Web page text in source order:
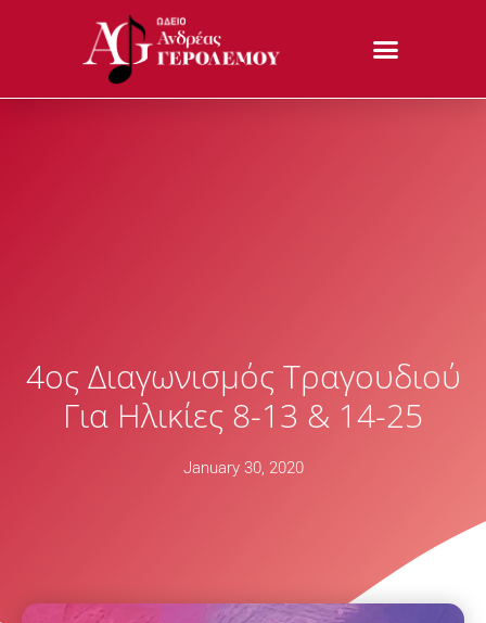
4ος Διαγωνισμός Τραγουδιού
Για Ηλικίες 8-13 & 14-25
January 30, 2020